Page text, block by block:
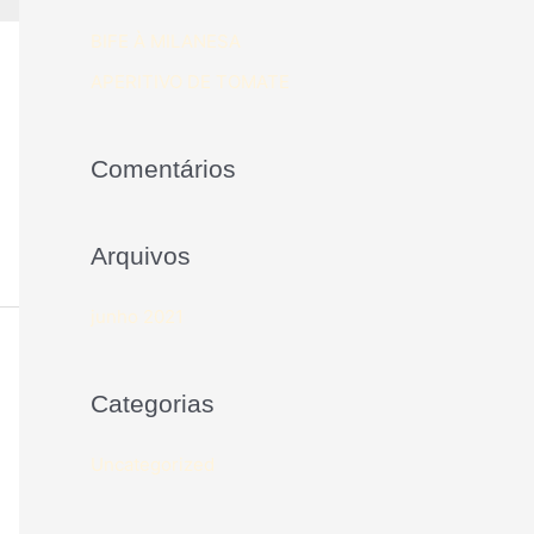
BIFE À MILANESA
APERITIVO DE TOMATE
Comentários
Arquivos
junho 2021
Categorias
Uncategorized